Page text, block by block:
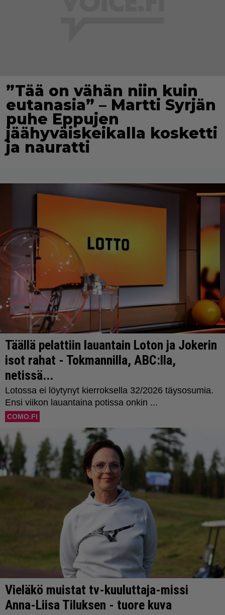
”Tää on vähän niin kuin
eutanasia” – Martti Syrjän
puhe Eppujen
jäähyväiskeikalla kosketti
ja nauratti